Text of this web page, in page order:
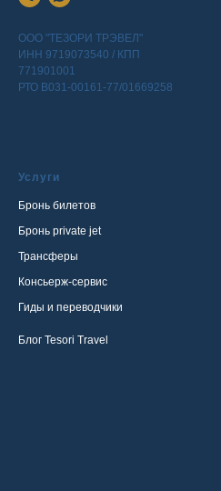
ООО "ТЕЗОРИ ТРЭВЕЛ"
ИНН 9719073540 / КПП
771901001
РТО В031-00161-77/01669258
Услуги
Бронь билетов
Бронь private jet
Трансферы
Консьерж-сервис
Гиды и переводчики
Блог Tesori Travel